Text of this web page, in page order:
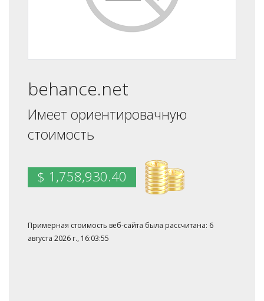
behance.net
Имеет ориентировачную
стоимость
$ 1,758,930.40
Примерная стоимость веб-сайта была рассчитана: 6
августа 2026 г., 16:03:55